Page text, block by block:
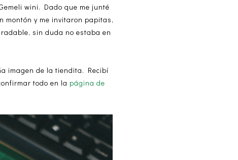
wini. Dado que me junté
montón y me invitaron papitas,
sin duda no estaba en
imagen de la tiendita. Recibí
todo en la página de